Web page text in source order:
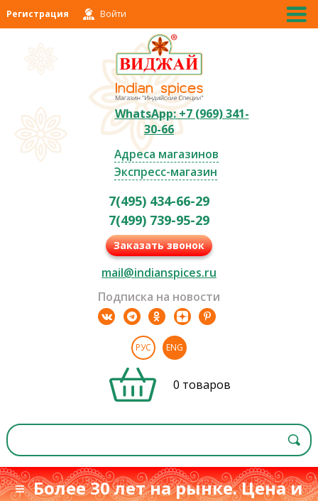
Регистрация Войти
WhatsApp: +7 (969) 341-
30-66
Адреса магазинов
Экспресс-магазин
7(495) 434-66-29
7(499) 739-95-29
Заказать звонок
mail@indianspices.ru
Подписка на новости
РУС ENG
0 товаров
≡ Более 30 лет на рынке. Цена и